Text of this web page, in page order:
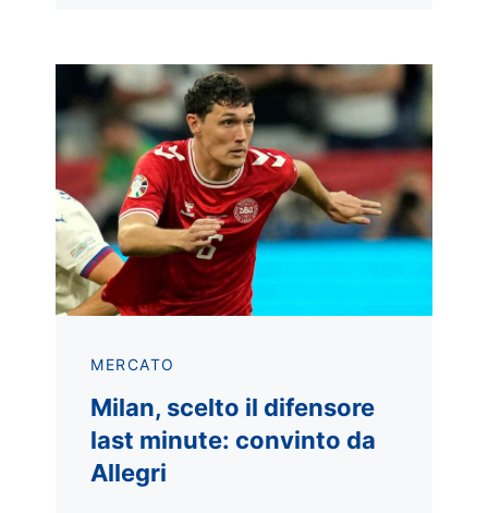
MERCATO
Milan, scelto il difensore
last minute: convinto da
Allegri